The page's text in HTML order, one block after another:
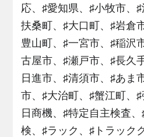
応、♯愛知県、♯小牧市、
扶桑町、♯大口町、♯岩倉
豊山町、♯一宮市、♯稲沢
古屋市、♯瀬戸市、♯長久
日進市、♯清須市、♯あま
市、♯大治町、♯蟹江町、
日商機、♯特定自主検査
検、♯ラック、♯トラック